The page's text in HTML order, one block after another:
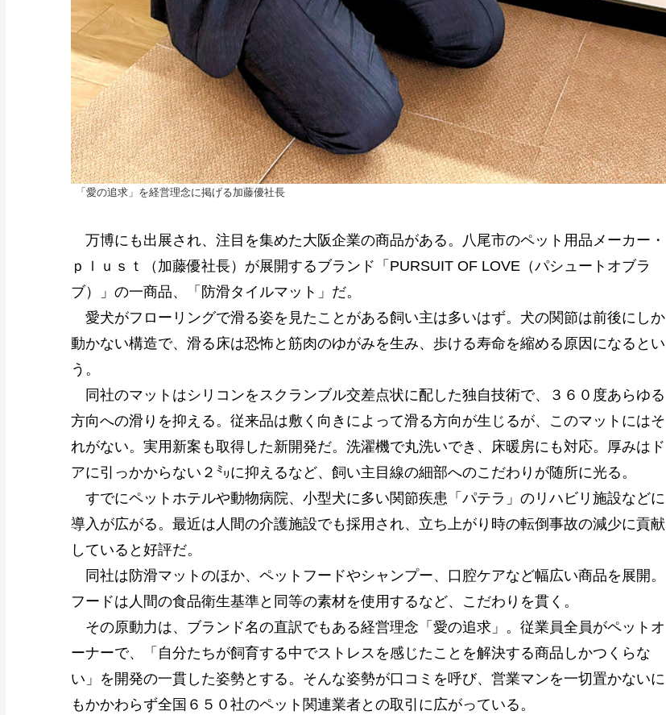
「愛の追求」を経営理念に掲げる加藤優社長
万博にも出展され、注目を集めた大阪企業の商品がある。八尾市のペット用品メーカー・
ｐｌｕｓｔ（加藤優社長）が展開するブランド「PURSUIT OF LOVE（パシュートオブラ
ブ）」の一商品、「防滑タイルマット」だ。
愛犬がフローリングで滑る姿を見たことがある飼い主は多いはず。犬の関節は前後にしか
動かない構造で、滑る床は恐怖と筋肉のゆがみを生み、歩ける寿命を縮める原因になるとい
う。
同社のマットはシリコンをスクランブル交差点状に配した独自技術で、３６０度あらゆる
方向への滑りを抑える。従来品は敷く向きによって滑る方向が生じるが、このマットにはそ
れがない。実用新案も取得した新開発だ。洗濯機で丸洗いでき、床暖房にも対応。厚みはド
アに引っかからない２㍉に抑えるなど、飼い主目線の細部へのこだわりが随所に光る。
すでにペットホテルや動物病院、小型犬に多い関節疾患「パテラ」のリハビリ施設などに
導入が広がる。最近は人間の介護施設でも採用され、立ち上がり時の転倒事故の減少に貢献
していると好評だ。
同社は防滑マットのほか、ペットフードやシャンプー、口腔ケアなど幅広い商品を展開。
フードは人間の食品衛生基準と同等の素材を使用するなど、こだわりを貫く。
その原動力は、ブランド名の直訳でもある経営理念「愛の追求」。従業員全員がペットオ
ーナーで、「自分たちが飼育する中でストレスを感じたことを解決する商品しかつくらな
い」を開発の一貫した姿勢とする。そんな姿勢が口コミを呼び、営業マンを一切置かないに
もかかわらず全国６５０社のペット関連業者との取引に広がっている。